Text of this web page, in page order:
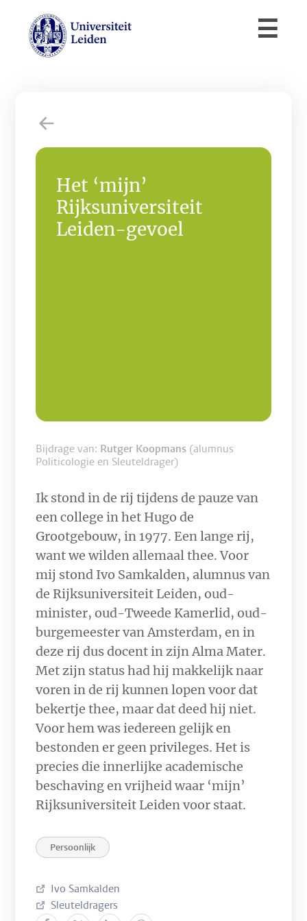
Het ‘mijn’
Rijksuniversiteit
Leiden-gevoel
Bijdrage van: Rutger Koopmans (alumnus
Politicologie en Sleuteldrager)
Ik stond in de rij tijdens de pauze van
een college in het Hugo de
Grootgebouw, in 1977. Een lange rij,
want we wilden allemaal thee. Voor
mij stond Ivo Samkalden, alumnus van
de Rijksuniversiteit Leiden, oud-
minister, oud-Tweede Kamerlid, oud-
burgemeester van Amsterdam, en in
deze rij dus docent in zijn Alma Mater.
Met zijn status had hij makkelijk naar
voren in de rij kunnen lopen voor dat
bekertje thee, maar dat deed hij niet.
Voor hem was iedereen gelijk en
bestonden er geen privileges. Het is
precies die innerlijke academische
beschaving en vrijheid waar ‘mijn’
Rijksuniversiteit Leiden voor staat.
Persoonlijk
Ivo Samkalden
Sleuteldragers